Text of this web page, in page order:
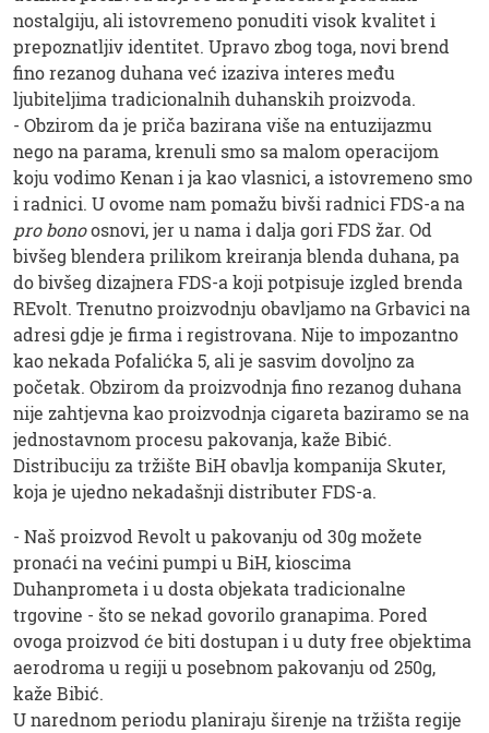
nostalgiju, ali istovremeno ponuditi visok kvalitet i
prepoznatljiv identitet. Upravo zbog toga, novi brend
fino rezanog duhana već izaziva interes među
ljubiteljima tradicionalnih duhanskih proizvoda.
- Obzirom da je priča bazirana više na entuzijazmu
nego na parama, krenuli smo sa malom operacijom
koju vodimo Kenan i ja kao vlasnici, a istovremeno smo
i radnici. U ovome nam pomažu bivši radnici FDS-a na
pro bonoosnovi, jer u nama i dalja gori FDS žar. Od
bivšeg blendera prilikom kreiranja blenda duhana, pa
do bivšeg dizajnera FDS-a koji potpisuje izgled brenda
REvolt. Trenutno proizvodnju obavljamo na Grbavici na
adresi gdje je firma i registrovana. Nije to impozantno
kao nekada Pofalićka 5, ali je sasvim dovoljno za
početak. Obzirom da proizvodnja fino rezanog duhana
nije zahtjevna kao proizvodnja cigareta baziramo se na
jednostavnom procesu pakovanja, kaže Bibić.
Distribuciju za tržište BiH obavlja kompanija Skuter,
koja je ujedno nekadašnji distributer FDS-a.
- Naš proizvod Revolt u pakovanju od 30g možete
pronaći na većini pumpi u BiH, kioscima
Duhanprometa i u dosta objekata tradicionalne
trgovine - što se nekad govorilo granapima. Pored
ovoga proizvod će biti dostupan i u duty free objektima
aerodroma u regiji u posebnom pakovanju od 250g,
kaže Bibić.
U narednom periodu planiraju širenje na tržišta regije